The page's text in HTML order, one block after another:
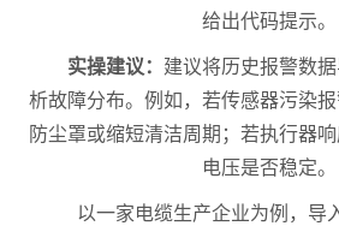
给出代码提示。
实操建议： 建议将历史报警数
析故障分布。例如，若传感器污染
防尘罩或缩短清洁周期；若执行器
电压是否稳定。
以一家电缆生产企业为例，导